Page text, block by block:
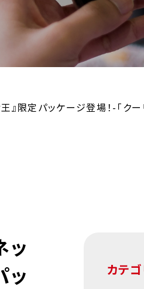
限定パッケージ登場！-「ク
ッ
ッ
カテ